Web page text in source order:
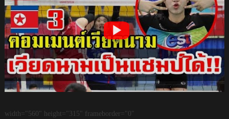
width="560" height="315" frameborder="0"